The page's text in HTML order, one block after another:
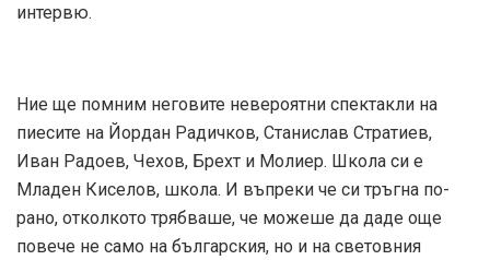
интервю.
Ние ще помним неговите невероятни спектакли на
пиесите на Йордан Радичков, Станислав Стратиев,
Иван Радоев, Чехов, Брехт и Молиер. Школа си е
Младен Киселов, школа. И въпреки че си тръгна по-
рано, отколкото трябваше, че можеше да даде още
повече не само на българския, но и на световния